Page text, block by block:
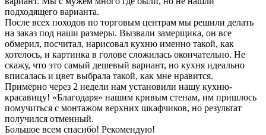
подходящего варианта.
После всех походов по торговым центрам мы решили делать
на заказ под наши размеры. Вызвали замерщика, он все
обмерил, посчитал, нарисовал кухню именно такой, как
хотелось, и картинка в голове сложилась окончательно. Не
скажу, что это самый дешевый вариант, но кухня идеально
вписалась и цвет выбрала такой, как мне нравится.
Примерно через 2 недели нам установили нашу кухню-
красавицу! «Благодаря» нашим кривым стенам, им пришлось
помучиться с монтажом верхних шкафчиков, но результат
получился отменный.
Большое всем спасибо! Рекомендую!